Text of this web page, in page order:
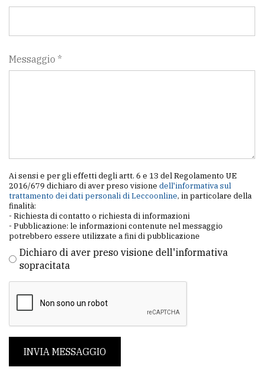
Messaggio *
Ai sensi e per gli effetti degli artt. 6 e 13 del Regolamento UE
2016/679 dichiaro di aver preso visione dell'informativa sul
trattamento dei dati personali di Leccoonline, in particolare della
finalità:
- Richiesta di contatto o richiesta di informazioni
- Pubblicazione: le informazioni contenute nel messaggio
potrebbero essere utilizzate a fini di pubblicazione
Dichiaro di aver preso visione dell'informativa
sopracitata
INVIA MESSAGGIO